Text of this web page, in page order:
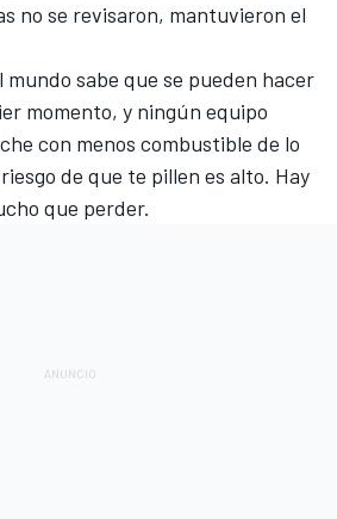
no se revisaron, mantuvieron el
mundo sabe que se pueden hacer
momento, y ningún equipo
con menos combustible de lo
de que te pillen es alto. Hay
que perder.